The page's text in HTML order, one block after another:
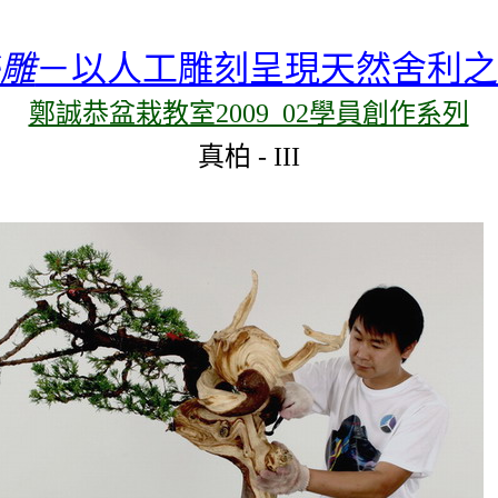
－以人工雕刻呈現天然舍利
鄭誠恭盆栽教室2009_02學員創作系列
真柏 - III